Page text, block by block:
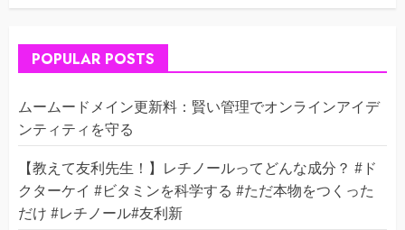
POPULAR POSTS
ムームードメイン更新料：賢い管理でオンラインアイデ
ンティティを守る
【教えて友利先生！】レチノールってどんな成分？ #ド
クターケイ #ビタミンを科学する #ただ本物をつくった
だけ #レチノール#友利新